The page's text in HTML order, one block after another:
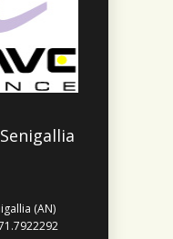
(AN)